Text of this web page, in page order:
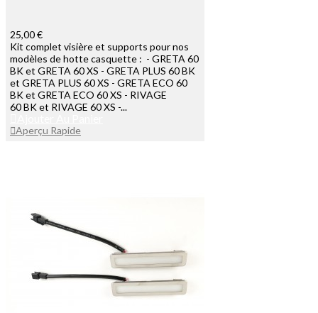
25,00 €
Kit complet visière et supports pour nos
modèles de hotte casquette : - GRETA 60
BK et GRETA 60 XS - GRETA PLUS 60 BK
et GRETA PLUS 60 XS - GRETA ECO 60
BK et GRETA ECO 60 XS - RIVAGE
60 BK et RIVAGE 60 XS -...
Aperçu Rapide